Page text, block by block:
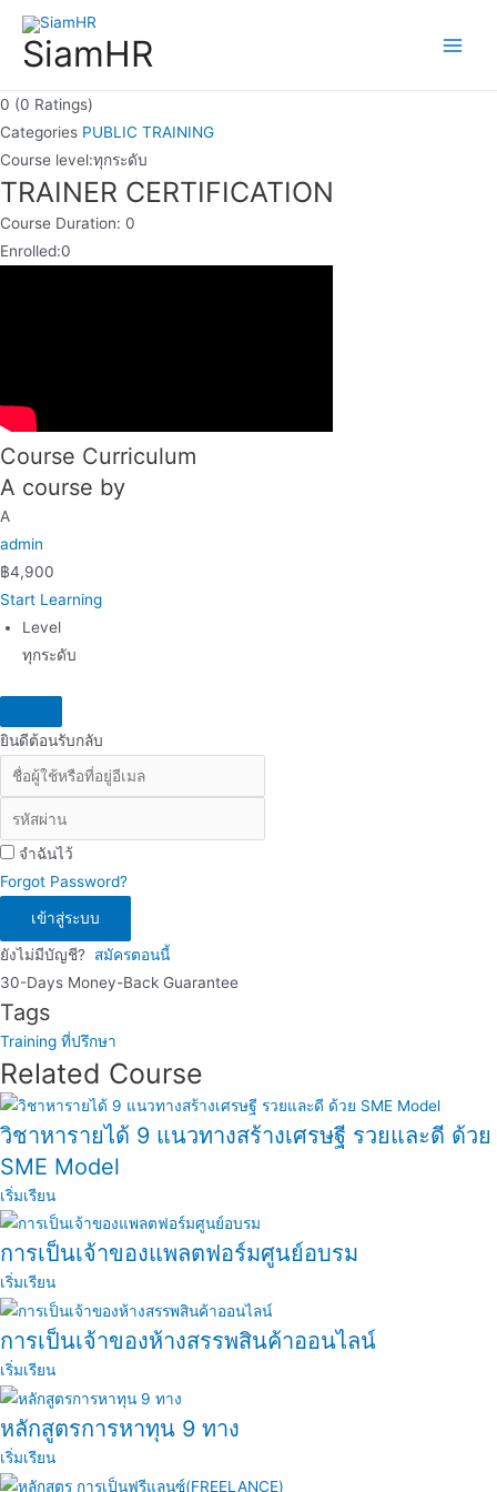
Skip
contentSiamHR
0 (0 Ratings)
Categories PUBLIC TRAINING
Course level:ทุกระดับ
TRAINER CERTIFICATION
Course Duration: 0
Enrolled:0
Course Curriculum
A course by
A
admin
฿4,900
Start Learning
Level
ทุกระดับ
ยินดีต้อนรับกลับ
จำฉันไว้
Forgot Password?
เข้าสู่ระบบ
ยังไม่มีบัญชี? สมัครตอนนี้
30-Days Money-Back Guarantee
Tags
Training ที่ปรึกษา
Related Course
วิชาหารายได้ 9 แนวทางสร้างเศรษฐี รวยและดี ด้วย
SME Model
เริ่มเรียน
การเป็นเจ้าของแพลตฟอร์มศูนย์อบรม
เริ่มเรียน
การเป็นเจ้าของห้างสรรพสินค้าออนไลน์
เริ่มเรียน
หลักสูตรการหาทุน 9 ทาง
เริ่มเรียน